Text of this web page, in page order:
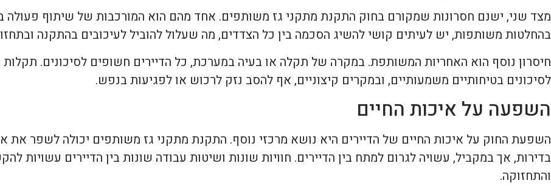
מצד שני, ישנם חסרונות שמקורם בחוק התקנת מתקני גז משותפים. אחד מהם הוא המורכבות של שיתוף פעולה
בהחלטות משותפות, יש לעיתים קושי להשיג הסכמה בין כל הצדדים, מה שעלול להוביל לעיכובים בהתקנה
חיסרון נוסף הוא האחריות המשותפת. במקרה של תקלה או בעיה במערכת, כל הדיירים חשופים לסיכונים. תקלות
לסיכונים בטיחותיים משמעותיים, ובמקרים קיצוניים, אף להסב נזק לרכוש או לפגיעות בנפש.
השפעה על איכות החיים
השפעת החוק על איכות החיים של הדיירים היא נושא מרכזי נוסף. התקנת מתקני גז משותפים יכולה לשפר את
בדירות, אך במקביל, עשויה לגרום למתח בין הדיירים. חוויות שונות ושיטות עבודה שונות בין הדיירים עשויות
והתחזוקה.